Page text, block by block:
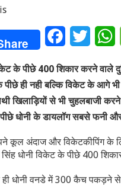
Facebook
के पीछे 400 शिकार करने वाले
ही नही बल्कि विकेट के आगे भी
खिलाड़ियों से भी चुहलबाजी
धोनी के डायलॉग सबसे फनी
कूल अंदाज और विकेटकीपिंग के
धोनी विकेट के पीछे 400
धोनी वनडे में 300 कैच पकड़ने से